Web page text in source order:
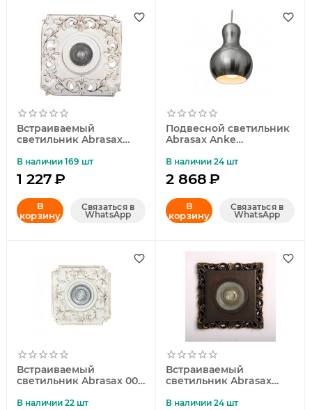
Встраиваемый
светильник Abrasax
В наличии 169 шт
1 227₽
В
корзину
Связаться в
WhatsApp
Подвесной светильник
Abrasax Anke
В наличии 24 шт
2 868₽
В
корзину
Связаться в
WhatsApp
Встраиваемый
светильник Abrasax 001-
В наличии 22 шт
Встраиваемый
светильник Abrasax
В наличии 24 шт